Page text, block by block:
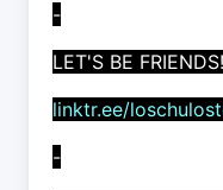
-
LET'S BE
linktr.ee/
-